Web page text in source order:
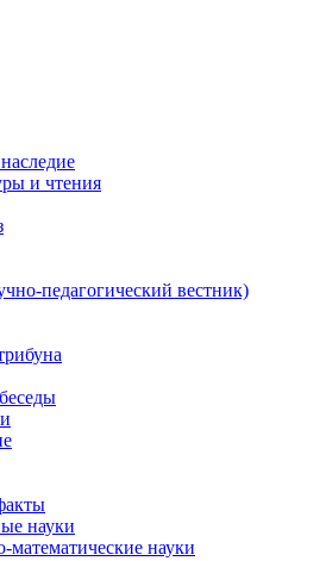
и чтения
педагогический вестник)
науки
математические науки